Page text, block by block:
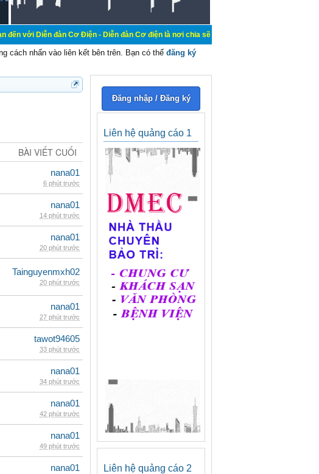
đàn Cơ Điện - Diễn đàn Cơ điện là nơi chia sẽ kiến thức kinh nghiệm trong lãnh vực
cách nhấn vào liên kết bên trên. Bạn có thể đăng ký
BÀI VIẾT CUỐI
nana01
6 phút trước
nana01
14 phút trước
nana01
20 phút trước
Tainguyenmxh02
20 phút trước
nana01
27 phút trước
tawot94605
33 phút trước
nana01
34 phút trước
nana01
42 phút trước
nana01
49 phút trước
nana01
Đăng nhập / Đăng ký
Liên hệ quảng cáo 1
Liên hệ quảng cáo 2